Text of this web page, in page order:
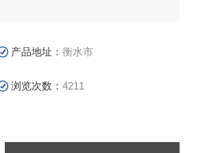
产品地址：衡水市
浏览次数：4211